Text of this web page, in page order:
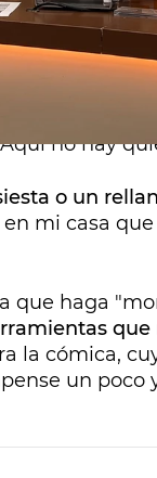
en las
Cuerpos
que el
no hay
o un
mi casa
que haga
la cómica,
un poco